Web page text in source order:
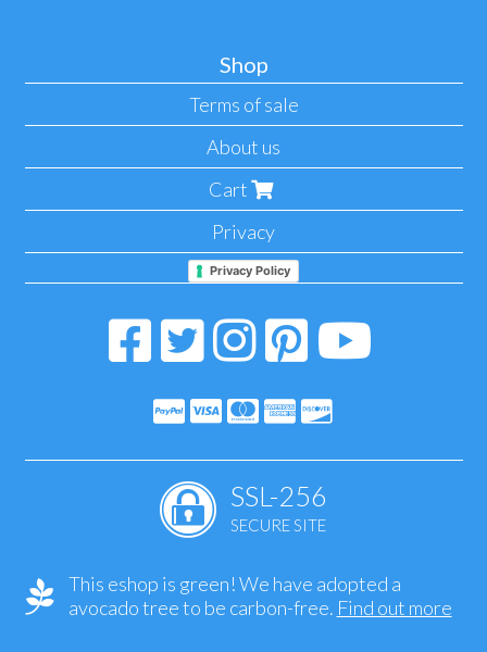
Shop
Terms of sale
About us
Cart
Privacy
Privacy Policy
SSL-256
SECURE SITE
This eshop is green! We have adopted a
avocado tree to be carbon-free. Find out more